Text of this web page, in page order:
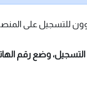
للتسجيل على
وضع رقم